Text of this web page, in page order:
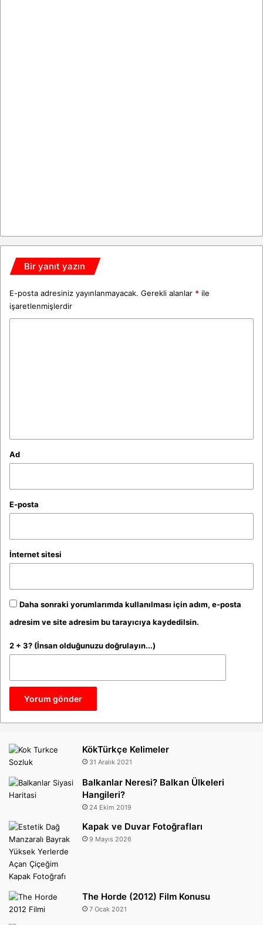
Bir yanıt yazın
E-posta adresiniz yayınlanmayacak. Gerekli alanlar * ile
işaretlenmişlerdir
Ad
E-posta
İnternet sitesi
Daha sonraki yorumlarımda kullanılması için adım, e-posta
adresim ve site adresim bu tarayıcıya kaydedilsin.
2 + 3? (İnsan olduğunuzu doğrulayın...)
KökTürkçe Kelimeler
31 Aralık 2021
Balkanlar Neresi? Balkan Ülkeleri
Hangileri?
24 Ekim 2019
Kapak ve Duvar Fotoğrafları
9 Mayıs 2026
The Horde (2012) Film Konusu
7 Ocak 2021